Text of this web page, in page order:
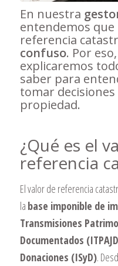
En nuestra
entendemos
referencia
confuso. Por
explicaremos
saber para
tomar
propiedad.
¿Qué es el
referencia
El valor de referencia
la base imponible de
Transmisiones
Documentados
Donaciones (ISyD).